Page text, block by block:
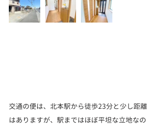
交通の便は、北本駅から徒歩23分と少し距離
はありますが、駅まではほぼ平坦な立地なの